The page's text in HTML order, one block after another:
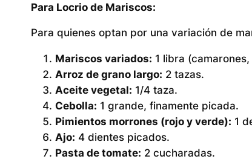
Para Locrio de Mariscos:
Para quienes optan por una variación de
Mariscos variados: 1 libra
Arroz de grano largo: 2 tazas.
Aceite vegetal: 1/4 taza.
Cebolla: 1 grande, finamente picada.
Pimientos morrones (rojo y verde): 1
Ajo: 4 dientes picados.
Pasta de tomate: 2 cucharadas.